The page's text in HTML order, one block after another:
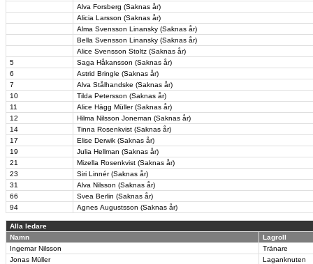
Alva Forsberg (Saknas år)
Alicia Larsson (Saknas år)
Alma Svensson Linansky (Saknas år)
Bella Svensson Linansky (Saknas år)
Alice Svensson Stoltz (Saknas år)
5
Saga Håkansson (Saknas år)
6
Astrid Bringle (Saknas år)
7
Alva Stålhandske (Saknas år)
10
Tilda Petersson (Saknas år)
11
Alice Hägg Müller (Saknas år)
12
Hilma Nilsson Joneman (Saknas år)
14
Tinna Rosenkvist (Saknas år)
17
Elise Derwik (Saknas år)
19
Julia Hellman (Saknas år)
21
Mizella Rosenkvist (Saknas år)
23
Siri Linnér (Saknas år)
31
Alva Nilsson (Saknas år)
66
Svea Berlin (Saknas år)
94
Agnes Augustsson (Saknas år)
Alla ledare
Namn
Lagroll
Ingemar Nilsson
Tränare
Jonas Müller
Laganknuten